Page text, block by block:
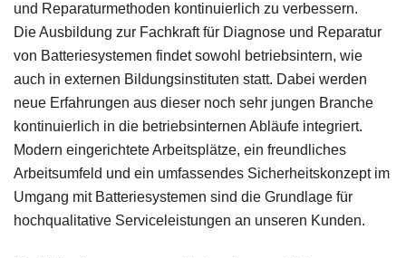
und Reparaturmethoden kontinuierlich zu verbessern.
Die Ausbildung zur Fachkraft für Diagnose und Reparatur
von Batteriesystemen findet sowohl betriebsintern, wie
auch in externen Bildungsinstituten statt. Dabei werden
neue Erfahrungen aus dieser noch sehr jungen Branche
kontinuierlich in die betriebsinternen Abläufe integriert.
Modern eingerichtete Arbeitsplätze, ein freundliches
Arbeitsumfeld und ein umfassendes Sicherheitskonzept im
Umgang mit Batteriesystemen sind die Grundlage für
hochqualitative Serviceleistungen an unseren Kunden.